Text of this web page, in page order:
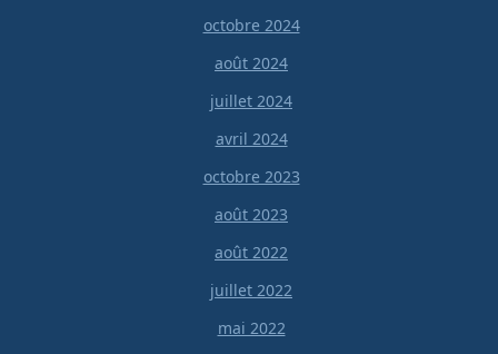
octobre 2024
août 2024
juillet 2024
avril 2024
octobre 2023
août 2023
août 2022
juillet 2022
mai 2022